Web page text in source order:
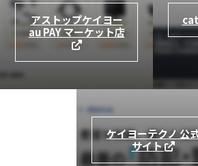
アストップケイヨー
au PAY マーケット店
ケイヨーテクノ 公
サイト